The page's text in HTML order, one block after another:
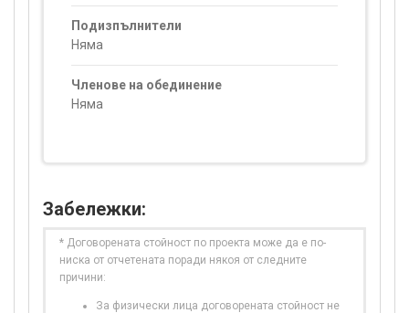
Подизпълнители
Няма
Членове на обединение
Няма
Забележки:
* Договорената стойност по проекта може да е по-
ниска от отчетената поради някоя от следните
причини:
За физически лица договорената стойност не